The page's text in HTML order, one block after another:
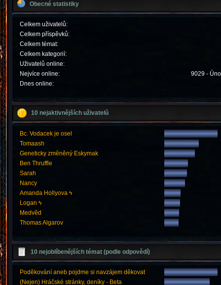
Obecné statistiky
Celkem uživatelů:
Celkem příspěvků:
Celkem témat:
Celkem kategorií:
Uživatelů online:
Nejvíce online:
9029 -
Dnes online:
10 nejaktivnějších uživatelů
Bc. Vodacek je osel
Tomaash
Geneticky změněný Eskymak
Ben Thruffle
Sarah
Nancy
Amanda Hollyova ϟ
Logan ϟ
Medvěd
Thomas Algarov
10 nejoblíbenějších témat (podle odpovědí)
Poděkování aneb pojdme si navzájem děkovat
(Nejen) Hráčské stránky, deníky - Beta